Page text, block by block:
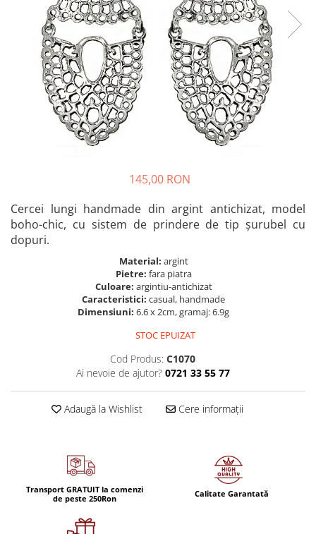
Bănuț Moț Personalizat
Seturi Brățări Personalizate
Seturi Lănțișoare Personalizate
Cadouri Corporate
Bijuterii Personalizate Spotify
Cercei Argint
Cercei Fashion
Coliere Argint
Seturi Argint
Bijuterii Fashion
Accesorii
145,00 RON
Cercei lungi handmade din argint antichizat, model
boho-chic, cu sistem de prindere de tip șurubel cu
dopuri.
Material: argint
Pietre: fara piatra
Culoare: argintiu-antichizat
Caracteristici: casual, handmade
Dimensiuni: 6.6 x 2cm, gramaj: 6.9g
STOC EPUIZAT
Cod Produs: C1070
Ai nevoie de ajutor? 0721 33 55 77
Adaugă la Wishlist Cere informații
Transport GRATUIT la comenzi
de peste 250Ron
Calitate Garantată